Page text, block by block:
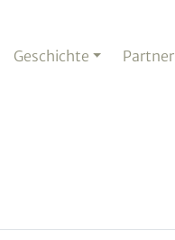
Geschichte